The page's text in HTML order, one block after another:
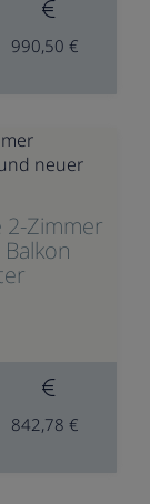
990,50 €
Zimmer
842,78 €